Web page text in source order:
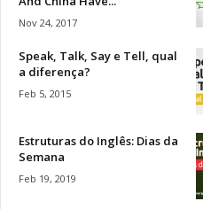
Nov 24, 2017
Speak, Talk, Say e Tell, qual
a diferença?
Feb 5, 2015
Estruturas do Inglês: Dias da
Semana
Feb 19, 2019